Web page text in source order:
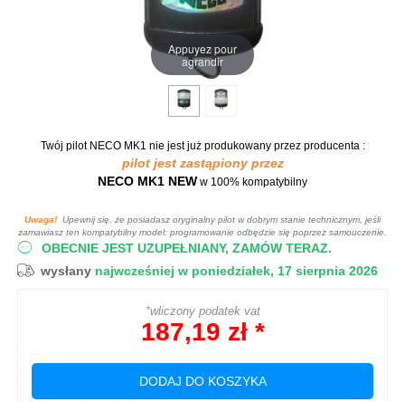
Appuyez pour
agrandir
Twój pilot NECO MK1 nie jest już produkowany przez producenta :
pilot jest zastąpiony przez
NECO MK1 NEW w 100% kompatybilny
Uwaga! Upewnij się, że posiadasz oryginalny pilot w dobrym stanie technicznym, jeśli
zamawiasz ten kompatybilny model: programowanie odbędzie się poprzez samouczenie.
OBECNIE JEST UZUPEŁNIANY, ZAMÓW TERAZ.
wysłany najwcześniej w poniedziałek, 17 sierpnia 2026
*wliczony podatek vat
187,19 zł *
DODAJ DO KOSZYKA